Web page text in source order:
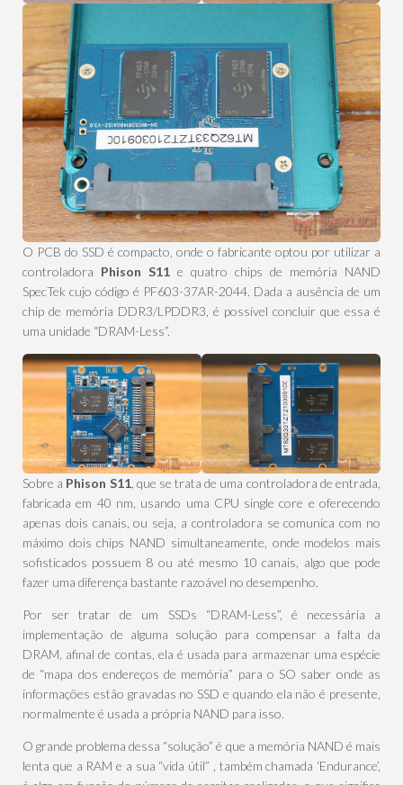
O PCB do SSD é compacto, onde o fabricante optou por utilizar a
controladora Phison S11 e quatro chips de memória NAND
SpecTek cujo código é PF603-37AR-2044. Dada a ausência de um
chip de memória DDR3/LPDDR3, é possível concluir que essa é
uma unidade “DRAM-Less”.
Sobre a Phison S11, que se trata de uma controladora de entrada,
fabricada em 40 nm, usando uma CPU single core e oferecendo
apenas dois canais, ou seja, a controladora se comunica com no
máximo dois chips NAND simultaneamente, onde modelos mais
sofisticados possuem 8 ou até mesmo 10 canais, algo que pode
fazer uma diferença bastante razoável no desempenho.
Por ser tratar de um SSDs “DRAM-Less”, é necessária a
implementação de alguma solução para compensar a falta da
DRAM, afinal de contas, ela é usada para armazenar uma espécie
de “mapa dos endereços de memória” para o SO saber onde as
informações estão gravadas no SSD e quando ela não é presente,
normalmente é usada a própria NAND para isso.
O grande problema dessa “solução” é que a memória NAND é mais
lenta que a RAM e a sua “vida útil” , também chamada ‘Endurance’,